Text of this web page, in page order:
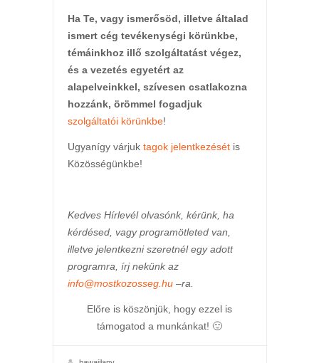
Ha Te, vagy ismerősöd, illetve általad
ismert cég tevékenységi körünkbe,
témáinkhoz illő szolgáltatást végez,
és a vezetés egyetért az
alapelveinkkel, szívesen csatlakozna
hozzánk, örömmel fogadjuk
szolgáltatói körünkbe!
Ugyanígy várjuk tagok jelentkezésétis
Közösségünkbe!
Kedves Hírlevél olvasónk, kérünk, ha
kérdésed, vagy programötleted van,
illetve jelentkezni szeretnél egy adott
programra, írj nekünk az
info@mostkozosseg.hu–ra.
Előre is köszönjük, hogy ezzel is
támogatod a munkánkat! 🙂